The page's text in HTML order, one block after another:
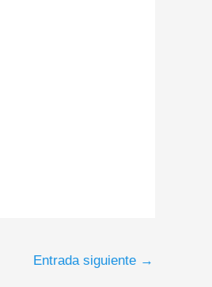
Entrada siguiente →